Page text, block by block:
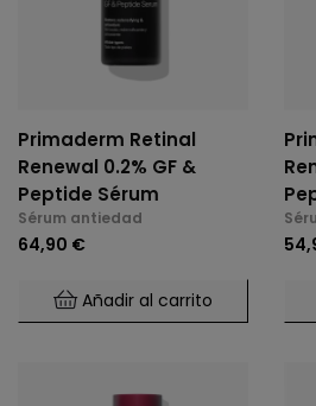
Primaderm Retinal
Renewal 0.2% GF &
Peptide Sérum
Sérum antiedad
64,90 €
Añadir al carrito